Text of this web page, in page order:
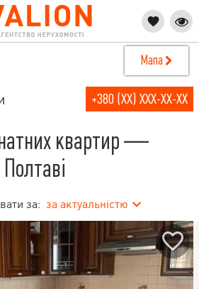
Мапа
+380 (XX) XXX-XX-XX
квартир —
за: за актуальністю